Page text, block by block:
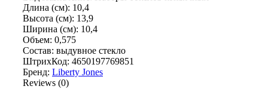
Длина (см): 10,4
Высота (см): 13,9
Ширина (см): 10,4
Объем: 0,575
Состав: выдувное стекло
ШтрихКод: 4650197769851
Бренд: Liberty Jones
Reviews (0)